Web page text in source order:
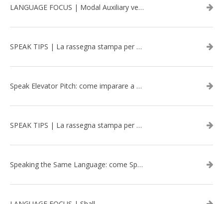
LANGUAGE FOCUS | Modal Auxiliary verbs in the past
SPEAK TIPS | La rassegna stampa per migliorare l’inglese - marzo 2026
Speak Elevator Pitch: come imparare a gestire una presentazione in inglese
SPEAK TIPS | La rassegna stampa per migliorare l’inglese - febbraio 2026
Speaking the Same Language: come Speak aiuta a rafforzare i team attraverso il Team Building in inglese